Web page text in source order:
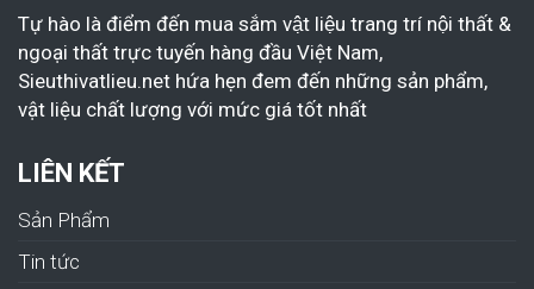
Tự hào là điểm đến mua sắm vật liệu trang trí nội thất &
ngoại thất trực tuyến hàng đầu Việt Nam,
Sieuthivatlieu.net hứa hẹn đem đến những sản phẩm,
vật liệu chất lượng với mức giá tốt nhất
LIÊN KẾT
Sản Phẩm
Tin tức